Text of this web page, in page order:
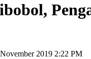
2019 2:22 PM